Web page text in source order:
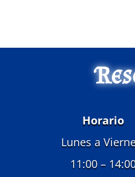
Horario
Lunes a
11:00 –